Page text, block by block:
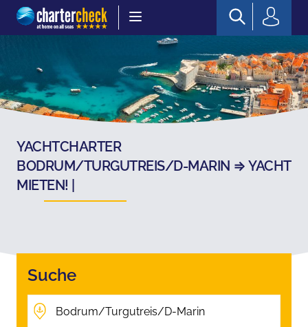
Chartercheck
YACHTCHARTER
BODRUM/TURGUTREIS/D-MARIN ⇒ YACHT
MIETEN! |
Suche